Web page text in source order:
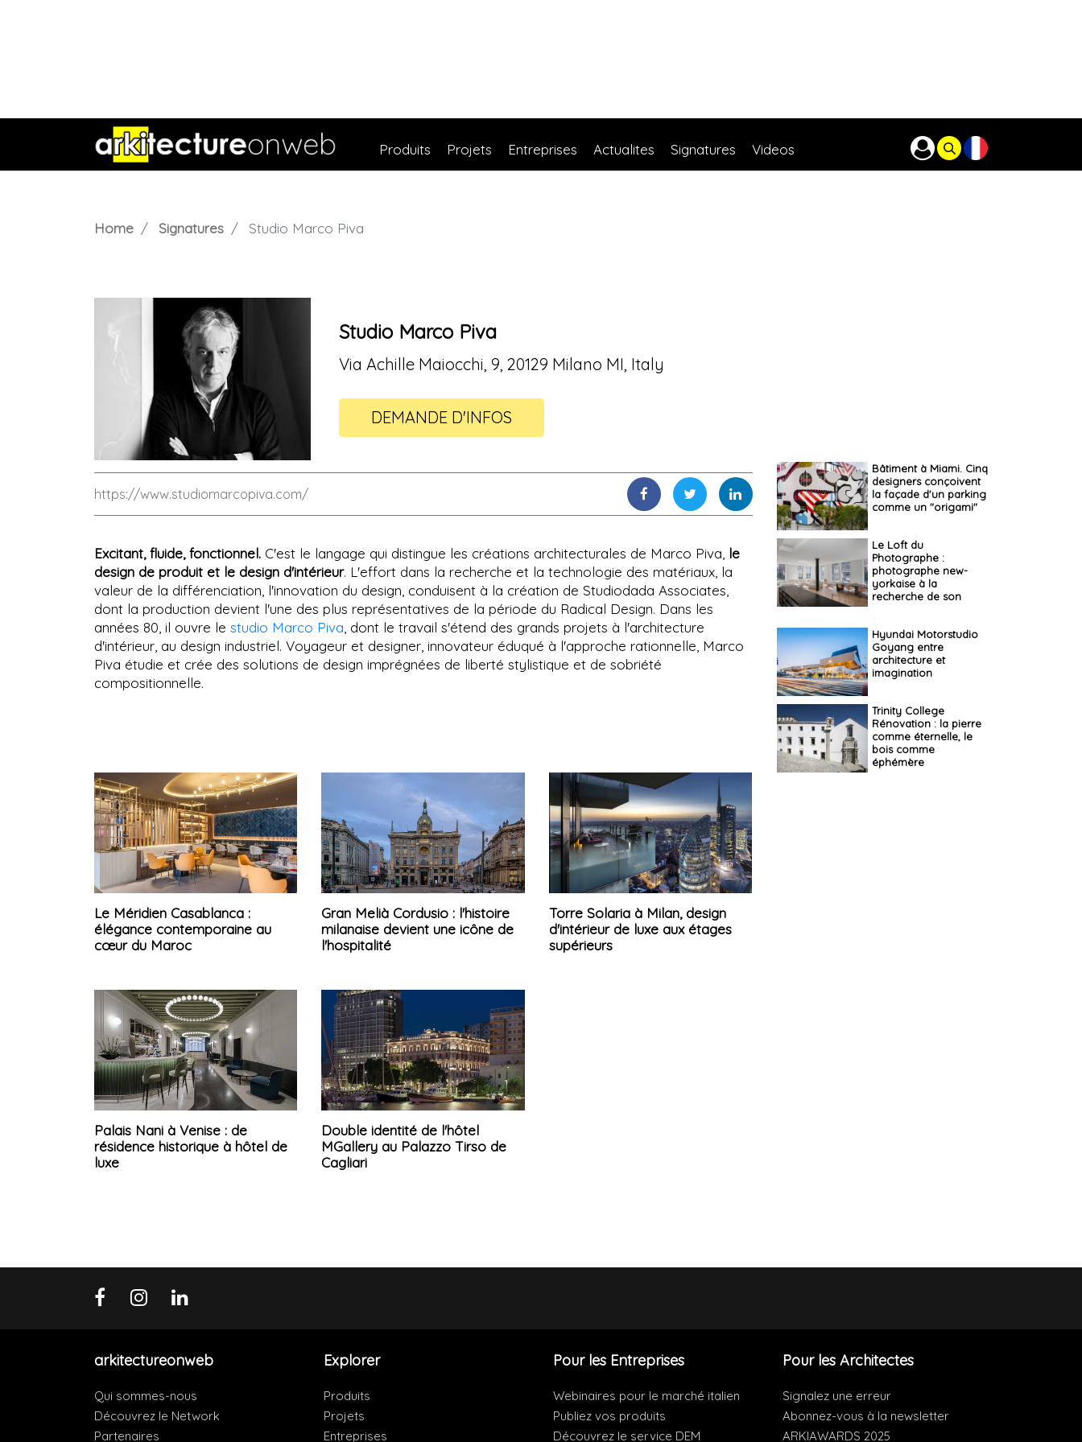
Produits Projets Entreprises Actualites Signatures Videos
Home Signatures Studio Marco Piva
Studio Marco Piva
Via Achille Maiocchi, 9, 20129 Milano MI, Italy
DEMANDE D'INFOS
https://www.studiomarcopiva.com/
Excitant, fluide, fonctionnel. C'est le langage qui distingue les créations architecturales de Marco Piva, le
design de produit et le design d'intérieur. L'effort dans la recherche et la technologie des matériaux, la
valeur de la différenciation, l'innovation du design, conduisent à la création de Studiodada Associates,
dont la production devient l'une des plus représentatives de la période du Radical Design. Dans les
années 80, il ouvre le studio Marco Piva , dont le travail s'étend des grands projets à l'architecture
d'intérieur, au design industriel. Voyageur et designer, innovateur éduqué à l'approche rationnelle, Marco
Piva étudie et crée des solutions de design imprégnées de liberté stylistique et de sobriété
compositionnelle.
Le Méridien Casablanca :
élégance contemporaine au
cœur du Maroc
Gran Melià Cordusio : l'histoire
milanaise devient une icône de
l'hospitalité
Torre Solaria à Milan, design
d'intérieur de luxe aux étages
supérieurs
Palais Nani à Venise : de
résidence historique à hôtel de
luxe
Double identité de l'hôtel
MGallery au Palazzo Tirso de
Cagliari
Bâtiment à Miami. Cinq
designers conçoivent
la façade d'un parking
comme un "origami"
Le Loft du
Photographe :
photographe new-
yorkaise à la
recherche de son
Hyundai Motorstudio
Goyang entre
architecture et
imagination
Trinity College
Rénovation : la pierre
comme éternelle, le
bois comme
éphémère
arkitectureonweb
Qui sommes-nous
Découvrez le Network
Partenaires
Explorer
Produits
Projets
Entreprises
Pour les Entreprises
Webinaires pour le marché italien
Publiez vos produits
Découvrez le service DEM
Pour les Architectes
Signalez une erreur
Abonnez-vous à la newsletter
ARKIAWARDS 2025